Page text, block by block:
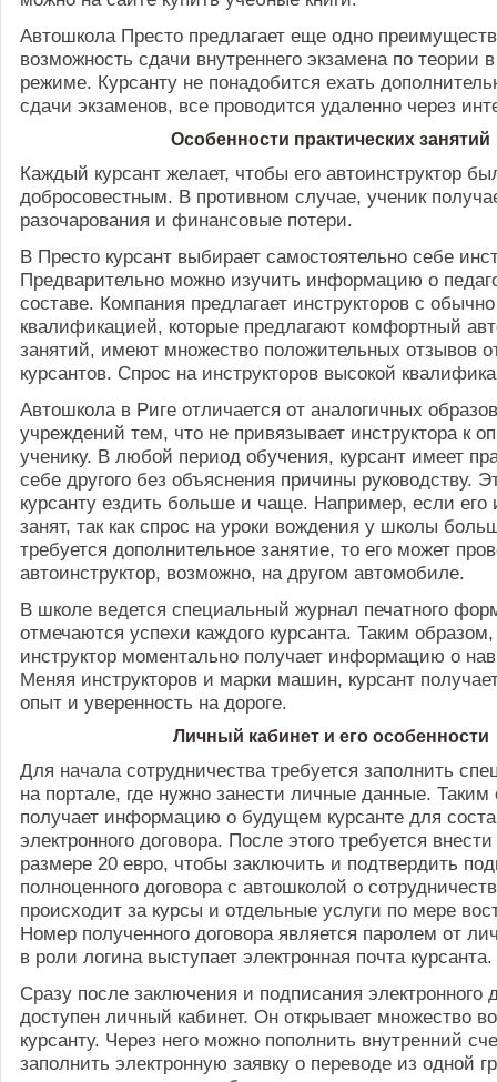
Автошкола Престо предлагает еще одно
возможность сдачи внутреннего экзамена по теории
режиме. Курсанту не понадобится ехать
сдачи экзаменов, все проводится удаленно через
Особенности практических занятий
Каждый курсант желает, чтобы его автоинструктор
добросовестным. В противном случае, ученик
разочарования и финансовые потери.
В Престо курсант выбирает самостоятельно себе
Предварительно можно изучить информацию о
составе. Компания предлагает инструкторов с
квалификацией, которые предлагают комфортный
занятий, имеют множество положительных отзывов
курсантов. Спрос на инструкторов высокой
Автошкола в Риге отличается от аналогичных
учреждений тем, что не привязывает инструктора к
ученику. В любой период обучения, курсант имеет
себе другого без объяснения причины руководству.
курсанту ездить больше и чаще. Например, если его
занят, так как спрос на уроки вождения у школы
требуется дополнительное занятие, то его может
автоинструктор, возможно, на другом автомобиле.
В школе ведется специальный журнал печатного
отмечаются успехи каждого курсанта. Таким
инструктор моментально получает информацию о
Меняя инструкторов и марки машин, курсант
опыт и уверенность на дороге.
Личный кабинет и его особенности
Для начала сотрудничества требуется заполнить
на портале, где нужно занести личные данные. Таким
получает информацию о будущем курсанте для
электронного договора. После этого требуется
размере 20 евро, чтобы заключить и подтвердить
полноценного договора с автошколой о
происходит за курсы и отдельные услуги по мере
Номер полученного договора является паролем от
в роли логина выступает электронная почта курсанта.
Сразу после заключения и подписания электронного
доступен личный кабинет. Он открывает множество
курсанту. Через него можно пополнить внутренний
заполнить электронную заявку о переводе из одной